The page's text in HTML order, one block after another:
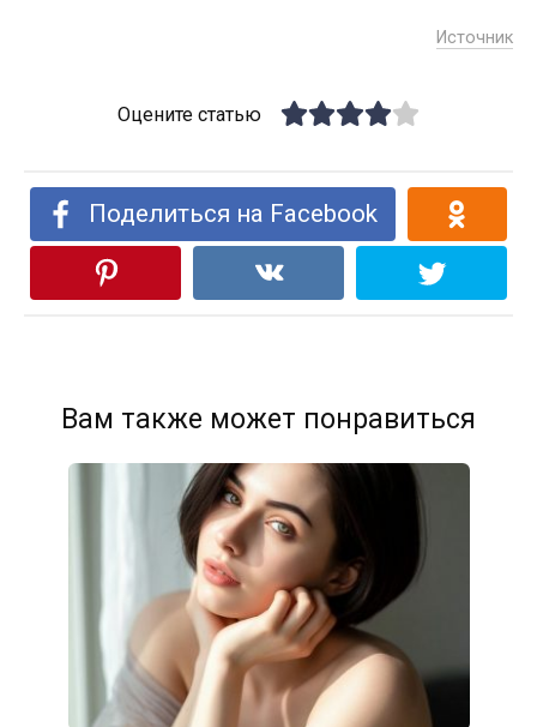
Источник
Оцените статью
Поделиться на Facebook
Вам также может понравиться